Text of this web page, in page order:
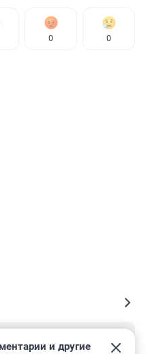
0 0
и другие